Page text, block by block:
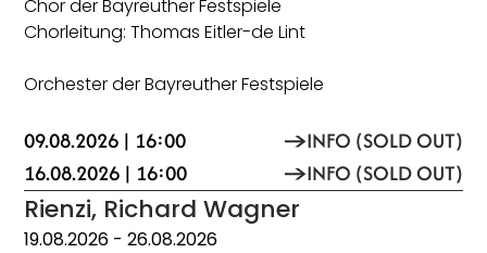
Chor der Bayreuther Festspiele
Chorleitung: Thomas Eitler-de Lint
Orchester der Bayreuther Festspiele
09.08.2026 | 16:00
INFO (SOLD OUT)
16.08.2026 | 16:00
INFO (SOLD OUT)
Rienzi, Richard Wagner
19.08.2026 - 26.08.2026